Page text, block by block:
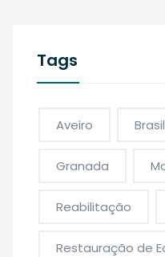
Tags
Aveiro Brasil
Granada
Reabilitação
Restauração de